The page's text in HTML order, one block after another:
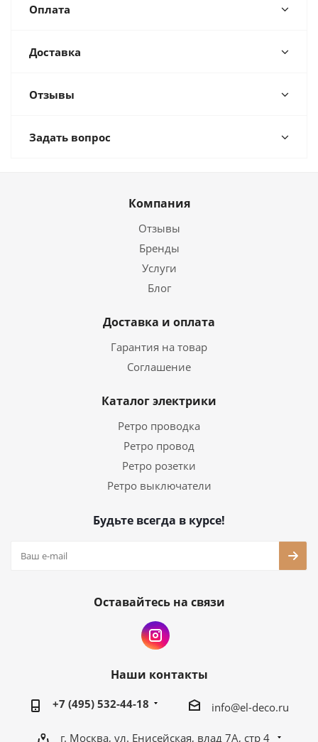
Оплата
Доставка
Отзывы
Задать вопрос
Компания
Отзывы
Бренды
Услуги
Блог
Доставка и оплата
Гарантия на товар
Соглашение
Каталог электрики
Ретро проводка
Ретро провод
Ретро розетки
Ретро выключатели
Будьте всегда в курсе!
Оставайтесь на связи
Наши контакты
+7 (495) 532-44-18 info@el-deco.ru
г. Москва, ул. Енисейская, влад 7А, стр 4